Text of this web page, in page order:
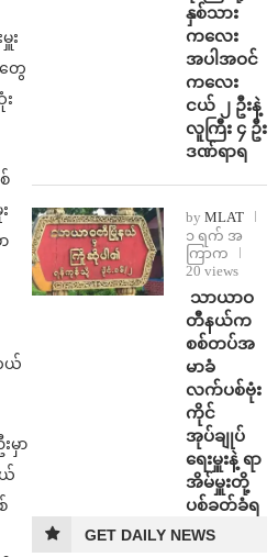
း
တွေ
ယ်
မှာ
ယ်
နှစ်သား
ကလေး
အပါအဝင်
ကလေး
ငယ် ၂ ဦးနဲ့
လူကြီး ၄ ဦး
ဒဏ်ရာရ
by MLAT
၁ ရက် အ
ကြာက
20 views
⁩ ⁨သာယာဝ
တီနယ်က
စစ်တပ်အ
မာခံ
လက်ပစ်ဗုံး
ကိုင်
အုပ်ချုပ်
ရေးမှူးနဲ့ ရာ
အိမ်မှူးတို့
ပစ်ခတ်ခံရ
GET DAILY NEWS